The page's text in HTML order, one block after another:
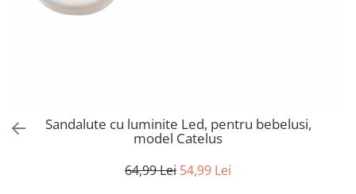
Sandalute cu luminite Led, pentru bebelusi,
model Catelus
64,99 Lei 54,99 Lei